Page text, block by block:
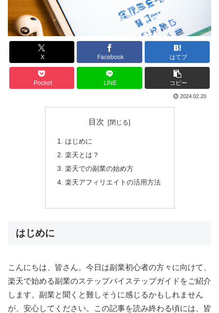
X Facebook はてブ
Pocket LINE コピー
2024.02.20
目次
はじめに
楽天とは？
楽天での副業の始め方
楽天アフィリエイトの活用方法
はじめに
こんにちは、皆さん。今日は副業初心者の方々に向けて、
楽天で始める副業のステップバイステップガイドをご紹介
します。副業と聞くと難しそうに感じるかもしれません
が、安心してください。この記事を読み終わる頃には、皆